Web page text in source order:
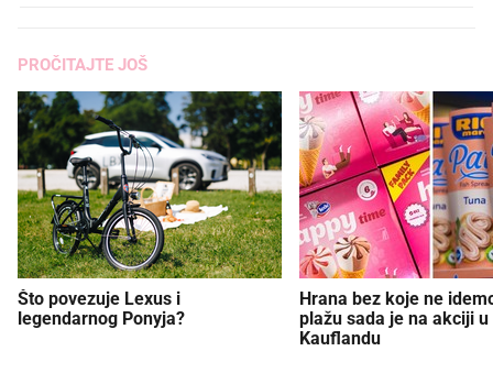
PROČITAJTE JOŠ
Što povezuje Lexus i
legendarnog Ponyja?
Hrana bez koje ne
plažu sada je na akciji u
Kauflandu